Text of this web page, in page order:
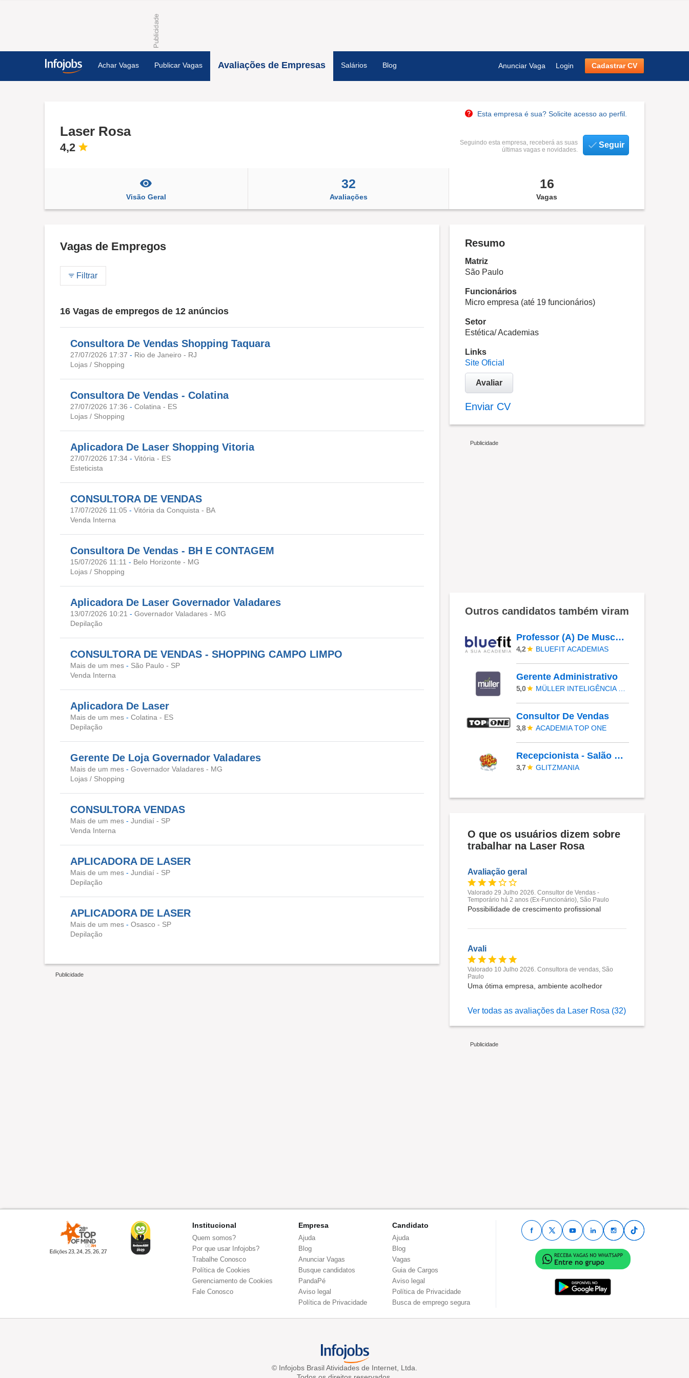
Achar Vagas Publicar Vagas Avaliações de Empresas Salários Blog Anunciar Vaga Login Cadastrar CV
Esta empresa é sua? Solicite acesso ao perfil.
Laser Rosa
4,2
Seguindo esta empresa, receberá as suas
últimas vagas e novidades.
Seguir
Visão Geral
32
Avaliações
16
Vagas
Vagas de Empregos
Filtrar
16 Vagas de empregos de 12 anúncios
Consultora De Vendas Shopping Taquara
27/07/2026 17:37 - Rio de Janeiro - RJ
Lojas / Shopping
Consultora De Vendas - Colatina
27/07/2026 17:36 - Colatina - ES
Lojas / Shopping
Aplicadora De Laser Shopping Vitoria
27/07/2026 17:34 - Vitória - ES
Esteticista
CONSULTORA DE VENDAS
17/07/2026 11:05 - Vitória da Conquista - BA
Venda Interna
Consultora De Vendas - BH E CONTAGEM
15/07/2026 11:11 - Belo Horizonte - MG
Lojas / Shopping
Aplicadora De Laser Governador Valadares
13/07/2026 10:21 - Governador Valadares - MG
Depilação
CONSULTORA DE VENDAS - SHOPPING CAMPO LIMPO
Mais de um mes - São Paulo - SP
Venda Interna
Aplicadora De Laser
Mais de um mes - Colatina - ES
Depilação
Gerente De Loja Governador Valadares
Mais de um mes - Governador Valadares - MG
Lojas / Shopping
CONSULTORA VENDAS
Mais de um mes - Jundiaí - SP
Venda Interna
APLICADORA DE LASER
Mais de um mes - Jundiaí - SP
Depilação
APLICADORA DE LASER
Mais de um mes - Osasco - SP
Depilação
Resumo
Matriz
São Paulo
Funcionários
Micro empresa (até 19 funcionários)
Setor
Estética/ Academias
Links
Site Oficial
Avaliar
Enviar CV
Outros candidatos também viram
Professor (A) De Musculação - Campinas/Sp - Inauguração (HORÁRIO 18H00 Ás 22H00))
4,2 BLUEFIT ACADEMIAS
Gerente Administrativo
5,0
Consultor De Vendas
3,8 ACADEMIA TOP ONE
Recepcionista - Salão De Beleza
3,7 GLITZMANIA
O que os usuários dizem sobre
trabalhar na Laser Rosa
Avaliação geral
Valorado 29 Julho 2026. Consultor de Vendas -
Temporário há 2 anos (Ex-Funcionário), São Paulo
Possibilidade de crescimento profissional
Avali
Valorado 10 Julho 2026. Consultora de vendas, São
Paulo
Uma ótima empresa, ambiente acolhedor
Ver todas as avaliações da Laser Rosa (32)
Institucional
Quem somos?
Por que usar Infojobs?
Trabalhe Conosco
Política de Cookies
Gerenciamento de Cookies
Fale Conosco
Empresa
Ajuda
Blog
Anunciar Vagas
Busque candidatos
PandaPé
Aviso legal
Política de Privacidade
Candidato
Ajuda
Blog
Vagas
Guia de Cargos
Aviso legal
Política de Privacidade
Busca de emprego segura
© Infojobs Brasil Atividades de Internet, Ltda.